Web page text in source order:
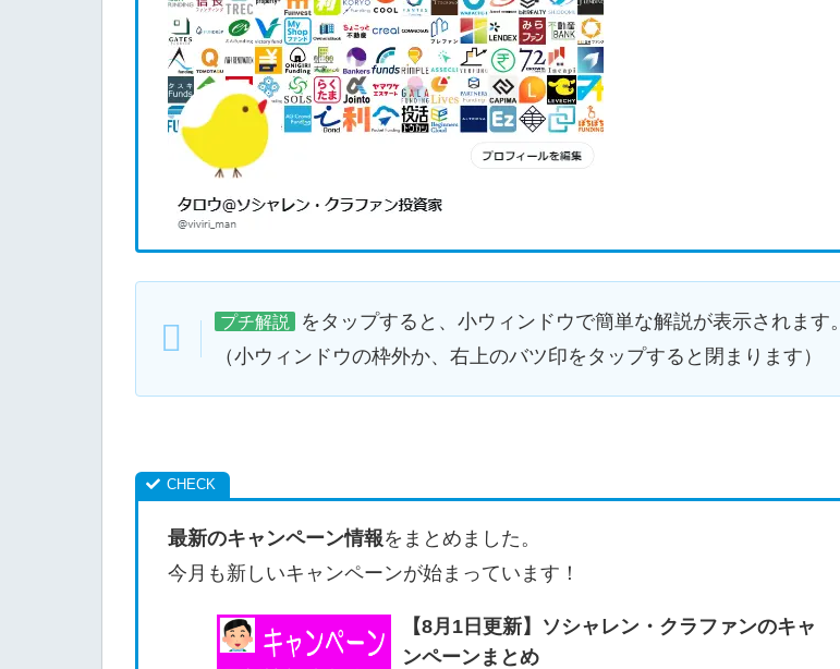
プチ解説
をタップすると、小ウィンドウで簡単な解説が表示されます。
（小ウィンドウの枠外か、右上のバツ印をタップすると閉まります）
最新のキャンペーン情報をまとめました。
今月も新しいキャンペーンが始まっています！
【8月1日更新】ソシャレン・クラファンのキャ
ンペーンまとめ